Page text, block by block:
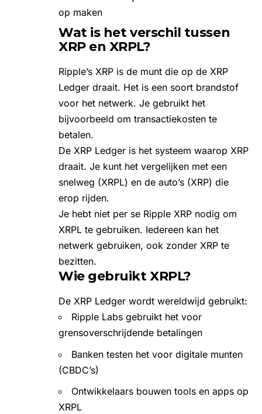
op maken
Wat is het verschil tussen
XRP en XRPL?
Ripple’s XRP is de munt die op de XRP
Ledger draait. Het is een soort brandstof
voor het netwerk. Je gebruikt het
bijvoorbeeld om transactiekosten te
betalen.
De XRP Ledger is het systeem waarop XRP
draait. Je kunt het vergelijken met een
snelweg (XRPL) en de auto’s (XRP) die
erop rijden.
Je hebt niet per se Ripple XRP nodig om
XRPL te gebruiken. Iedereen kan het
netwerk gebruiken, ook zonder XRP te
bezitten.
Wie gebruikt XRPL?
De XRP Ledger wordt wereldwijd gebruikt:
Ripple Labs gebruikt het voor
grensoverschrijdende betalingen
Banken testen het voor digitale munten
(CBDC’s)
Ontwikkelaars bouwen tools en apps op
XRPL